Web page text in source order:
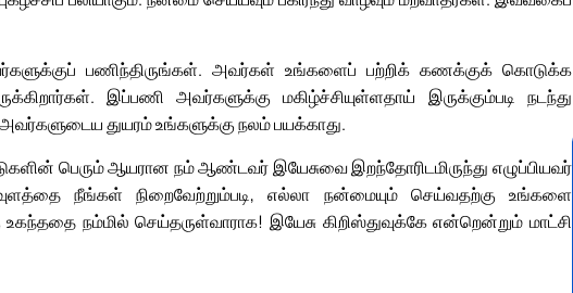
பணிந்திருங்கள். அவர்கள் உங்களைப் பற்றிக் கணக்குக் கொடுக்க
இப்பணி அவர்களுக்கு மகிழ்ச்சியுள்ளதாய் இருக்கும்படி நடந்து
துயரம் உங்களுக்கு நலம் பயக்காது.
பெரும் ஆயரான நம் ஆண்டவர் இயேசுவை இறந்தோரிடமிருந்து எழுப்பியவர்
நீங்கள் நிறைவேற்றும்படி, எல்லா நன்மையும் செய்வதற்கு உங்களை
நம்மில் செய்தருள்வாராக! இயேசு கிறிஸ்துவுக்கே என்றென்றும் மாட்சி